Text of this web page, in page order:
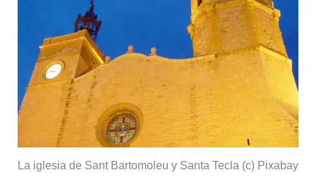
La iglesia de Sant Bartomoleu y Santa Tecla (c) Pixabay